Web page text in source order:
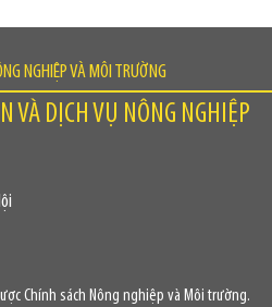
NGHIỆP VÀ MÔI TRƯỜNG
VÀ DỊCH VỤ NÔNG NGHIỆP
Chính sách Nông nghiệp và Môi trường.